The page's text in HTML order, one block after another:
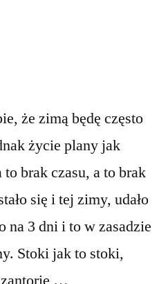
że zimą będę często
życie plany jak
brak czasu, a to brak
się i tej zimy, udało
na 3 dni i to w zasadzie
Stoki jak to stoki,